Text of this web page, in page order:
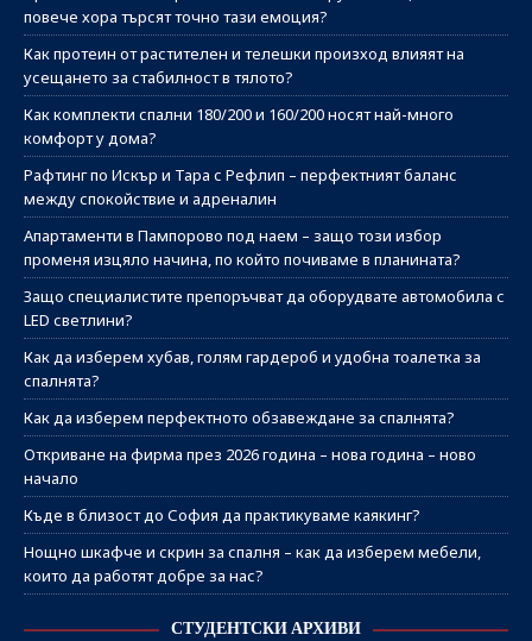
повече хора търсят точно тази емоция?
Как протеин от растителен и телешки произход влияят на
усещането за стабилност в тялото?
Как комплекти спални 180/200 и 160/200 носят най-много
комфорт у дома?
Рафтинг по Искър и Тара с Рефлип – перфектният баланс
между спокойствие и адреналин
Апартаменти в Пампорово под наем – защо този избор
променя изцяло начина, по който почиваме в планината?
Защо специалистите препоръчват да оборудвате автомобила с
LED светлини?
Как да изберем хубав, голям гардероб и удобна тоалетка за
спалнята?
Как да изберем перфектното обзавеждане за спалнята?
Откриване на фирма през 2026 година – нова година – ново
начало
Къде в близост до София да практикуваме каякинг?
Нощно шкафче и скрин за спалня – как да изберем мебели,
които да работят добре за нас?
СТУДЕНТСКИ АРХИВИ